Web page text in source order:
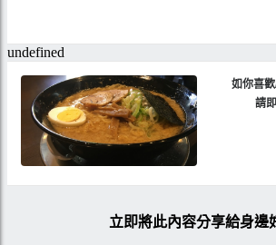
如你喜
請
立即將此內容分享給身邊